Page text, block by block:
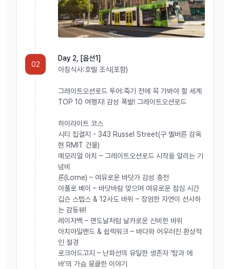
🏨 [호텔 안내] voco Melbourne Central
by IHG (또는 동급 4성급)
도시 전망을 자랑하는 멜버른 중심부의 세련되고 트렌디한 호텔에서 편
안한 휴식을 취하세요.
기준 :2인 1실 (Standard 룸, 트윈 또는 싱글 베드 / 조식 불포함)
최적의 위치 :
멜버른 중앙역(Melbourne Central) 도보 3분, 퀸 빅토
리아 마켓 도보 12분 거리로 쇼핑과 맛집 탐방에 최적화된 위치를 자랑
합니다.
객실 컨디션 :
천장부터 바닥까지 이어지는 대형 통창으로 펼쳐지는 멋
진 시티뷰, 무료 Wi-Fi, TV, 미니 냉장고, 커피/차 메이커 완비.
부대 시설 :
야외 인피니티 풀, 최신식 헬스장, 고급 스테이크하우스 및
바, 테라스 보유. (※ 현지 사정에 따라 동급의 다른 4성급 호텔로 변경
될 수 있습니다.)
이런 분들께 강력 추천합니다!
남들이 다 가는 똑같은 일정 대신, 내가 원하는 투어만 쏙쏙 골라 가고
싶으신 분
위치 좋은 4성급 신축 호텔에서 도심 라이프와 투어를 모두 잡고 싶으
효율적인 동선으로 알차고 여유로운 멜버른 여행을 즐기고 싶은 가족 및
연인 여행객
02
Day 2, [옵션1]
아침식사:호텔 조식(포함)
그레이트오션로드 투어:죽기 전에 꼭 가봐야 할 세계
TOP 10 여행지! 감성 폭발! 그레이트오션로드
하이라이트 코스
시티 집결지 - 343 Russel Street(구 멜버른 감옥
현 RMIT 건물)
메모리얼 아치 – 그레이트오션로드 시작을 알리는 기
념비
론(Lorne) – 여유로운 바닷가 감성 충전
아폴로 베이 – 바닷바람 맞으며 여유로운 점심 시간
깁슨 스텝스 & 12사도 바위 – 장엄한 자연이 선사하
는 감동뷰!
레이저백 – 면도날처럼 날카로운 신비한 바위
아치아일랜드 & 쉽렉워크 – 바다와 어우러진 환상적
인 절경
로크아드고지 – 난파선의 유일한 생존자 ‘탐과 에
바’의 가슴 뭉클한 이야기